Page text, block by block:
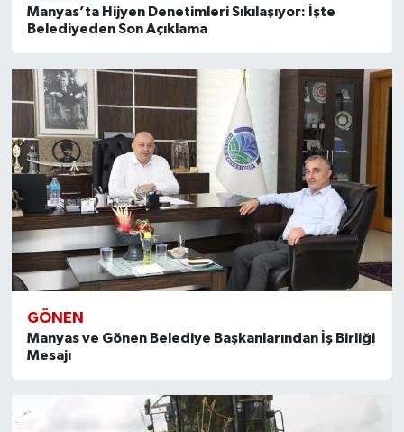
Manyas’ta Hijyen Denetimleri Sıkılaşıyor: İşte
Belediyeden Son Açıklama
GÖNEN
Manyas ve Gönen Belediye Başkanlarından İş Birliği
Mesajı